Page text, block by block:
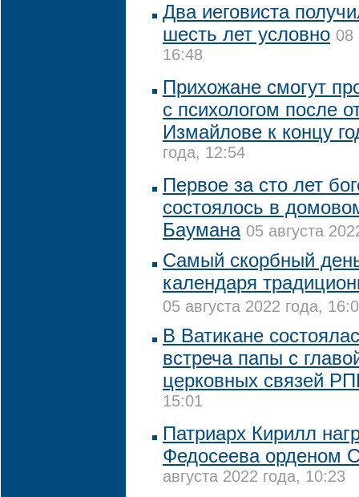
Два иеговиста
шесть лет условно 08
16:48
Прихожане смогут
с психологом после
Измайлове к концу
года, 12:54
Первое за сто лет
состоялось в
Баумана 05 августа
Самый скорбный
календаря
05 августа 2022 года,
В Ватикане
встреча папы с
церковных связей
15:01
Патриарх Кирилл
Федосеева орденом
августа 2022 года, 10:23